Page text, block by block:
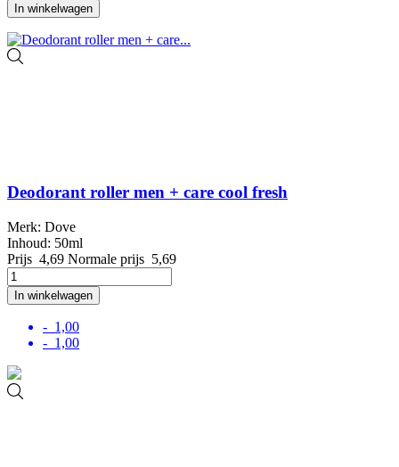
In winkelwagen
Deodorant roller men + care cool fresh
Merk: Dove
Inhoud: 50ml
Prijs 4,69 Normale prijs 5,69
In winkelwagen
- 1,00
- 1,00